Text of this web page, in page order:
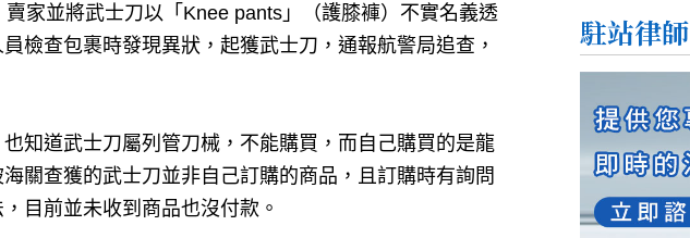
家並將武士刀以「Knee pants」（護膝褲）不實名義透
檢查包裹時發現異狀，起獲武士刀，通報航警局追查，
知道武士刀屬列管刀械，不能購買，而自己購買的是龍
關查獲的武士刀並非自己訂購的商品，且訂購時有詢問
目前並未收到商品也沒付款。
駐站律師